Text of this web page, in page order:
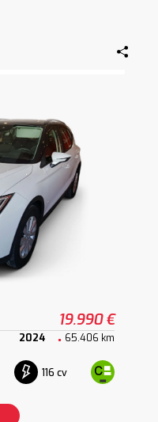
19.990 €
2024 65.406 km
116 cv